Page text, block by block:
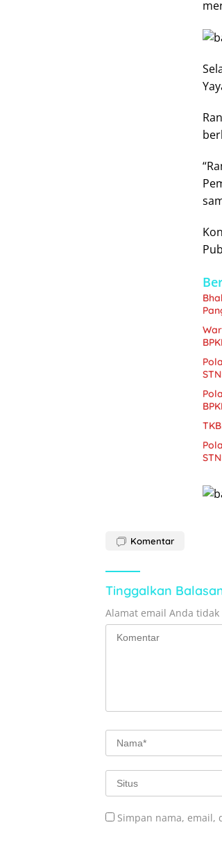
Komentar
Tinggalkan
Alamat email Anda
Simpan nama, email,